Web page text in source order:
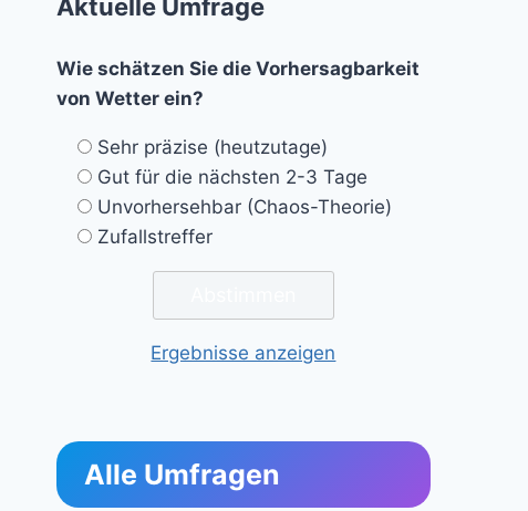
Aktuelle Umfrage
Wie schätzen Sie die Vorhersagbarkeit
von Wetter ein?
Sehr präzise (heutzutage)
Gut für die nächsten 2-3 Tage
Unvorhersehbar (Chaos-Theorie)
Zufallstreffer
Ergebnisse anzeigen
Alle Umfragen